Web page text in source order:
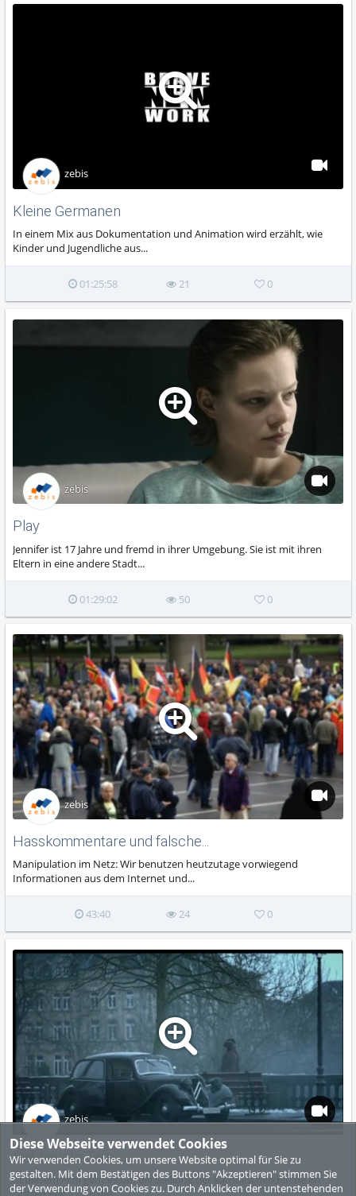
Diese Webseite verwendet Cookies
Wir verwenden Cookies, um unsere Website optimal für Sie zu
gestalten. Mit dem Bestätigen des Buttons "Akzeptieren" stimmen Sie
der Verwendung von Cookies zu. Durch Anklicken der untenstehenden
Kleine Germanen
In einem Mix aus Dokumentation und Animation wird erzählt, wie
Kinder und Jugendliche aus...
zebis
01:25:58 21 0
Play
Jennifer ist 17 Jahre und fremd in ihrer Umgebung. Sie ist mit ihren
Eltern in eine andere Stadt...
zebis
01:29:02 50 0
Hasskommentare und falsche...
Manipulation im Netz: Wir benutzen heutzutage vorwiegend
Informationen aus dem Internet und...
zebis
43:40 24 0
Der neunte Tag
In diesem Film geht es um die Stellung der katholischen Kirche im
zebis